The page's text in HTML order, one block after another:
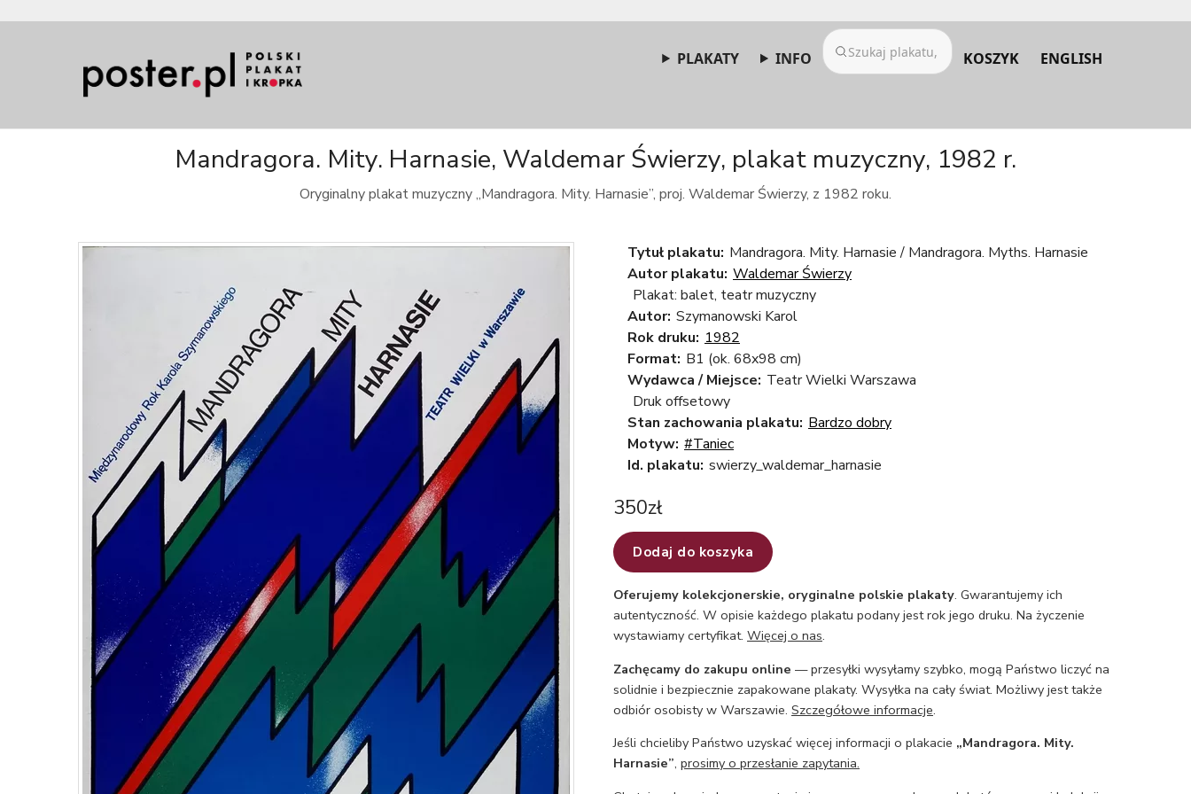
PLAKATY INFO KOSZYK ENGLISH
Mandragora. Mity. Harnasie, Waldemar Świerzy, plakat muzyczny, 1982 r.
Oryginalny plakat muzyczny „Mandragora. Mity. Harnasie”, proj. Waldemar Świerzy, z 1982 roku.
Tytuł plakatu: Mandragora. Mity. Harnasie / Mandragora. Myths. Harnasie
Autor plakatu: Waldemar Świerzy
Plakat: balet, teatr muzyczny
Autor: Szymanowski Karol
Rok druku: 1982
Format: B1 (ok. 68x98 cm)
Wydawca / Miejsce: Teatr Wielki Warszawa
Druk offsetowy
Stan zachowania plakatu: Bardzo dobry
Motyw: #Taniec
Id. plakatu: swierzy_waldemar_harnasie
350zł
Dodaj do koszyka
Oferujemy kolekcjonerskie, oryginalne polskie plakaty. Gwarantujemy ich
autentyczność. W opisie każdego plakatu podany jest rok jego druku. Na życzenie
wystawiamy certyfikat. Więcej o nas.
Zachęcamy do zakupu online — przesyłki wysyłamy szybko, mogą Państwo liczyć na
solidnie i bezpiecznie zapakowane plakaty. Wysyłka na cały świat. Możliwy jest także
odbiór osobisty w Warszawie. Szczegółowe informacje.
Jeśli chcieliby Państwo uzyskać więcej informacji o plakacie „Mandragora. Mity.
Harnasie”, prosimy o przesłanie zapytania.